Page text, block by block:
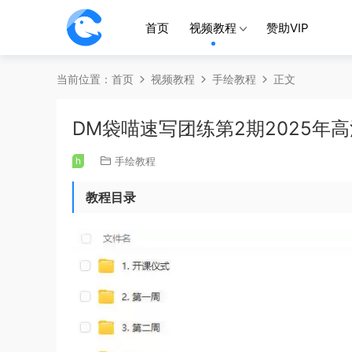
首页 视频教程 赞助VIP
当前位置： 首页 视频教程 手绘教程 正文
DM袋喵速写团练第2期2025年
h 手绘教程
教程目录